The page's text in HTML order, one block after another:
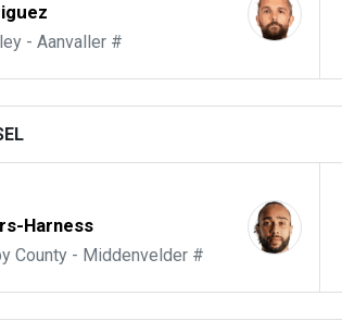
- Aanvaller #
Harness
County - Middenvelder #